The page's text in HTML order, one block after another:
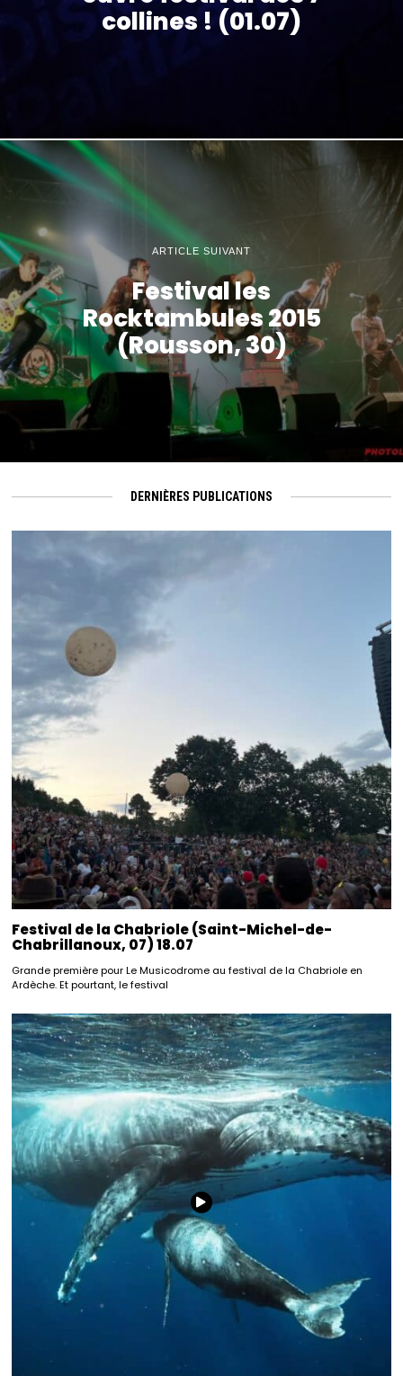
collines ! (01.07)
ARTICLE SUIVANT
Festival les
Rocktambules 2015
(Rousson, 30)
DERNIÈRES PUBLICATIONS
Festival de la Chabriole (Saint-Michel-de-
Chabrillanoux, 07) 18.07
Grande première pour Le Musicodrome au festival de la Chabriole en
Ardèche. Et pourtant, le festival